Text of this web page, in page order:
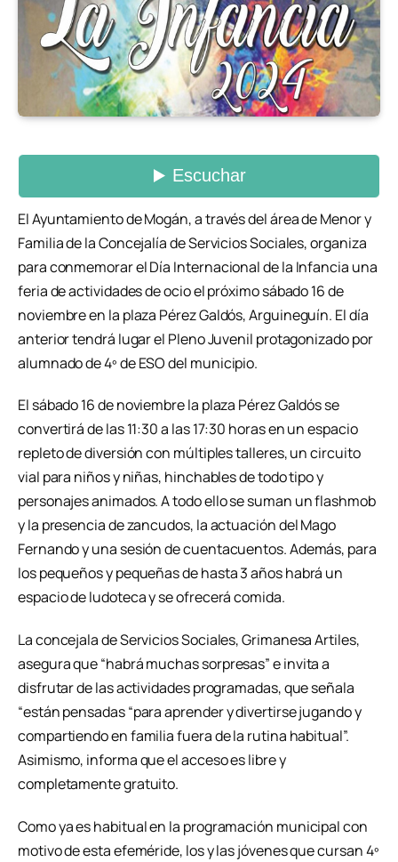
El Ayuntamiento de Mogán, a través del área de Menor y
Familia de la Concejalía de Servicios Sociales, organiza
para conmemorar el Día Internacional de la Infancia una
feria de actividades de ocio el próximo sábado 16 de
noviembre en la plaza Pérez Galdós, Arguineguín. El día
anterior tendrá lugar el Pleno Juvenil protagonizado por
alumnado de 4º de ESO del municipio.
El sábado 16 de noviembre la plaza Pérez Galdós se
convertirá de las 11:30 a las 17:30 horas en un espacio
repleto de diversión con múltiples talleres, un circuito
vial para niños y niñas, hinchables de todo tipo y
personajes animados. A todo ello se suman un flashmob
y la presencia de zancudos, la actuación del Mago
Fernando y una sesión de cuentacuentos. Además, para
los pequeños y pequeñas de hasta 3 años habrá un
espacio de ludoteca y se ofrecerá comida.
La concejala de Servicios Sociales, Grimanesa Artiles,
asegura que “habrá muchas sorpresas” e invita a
disfrutar de las actividades programadas, que señala
“están pensadas “para aprender y divertirse jugando y
compartiendo en familia fuera de la rutina habitual”.
Asimismo, informa que el acceso es libre y
completamente gratuito.
Como ya es habitual en la programación municipal con
motivo de esta efeméride, los y las jóvenes que cursan 4º